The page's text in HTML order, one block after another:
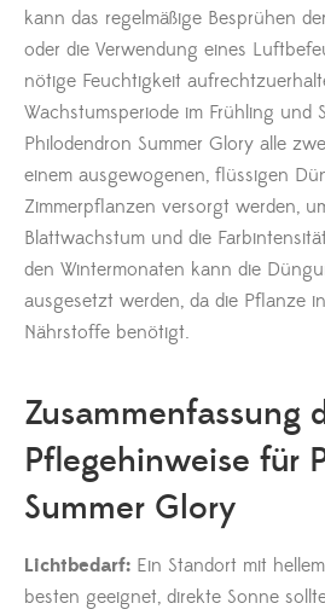
kann das regelmäßige Besprühen
oder die Verwendung eines
nötige Feuchtigkeit
Wachstumsperiode im Frühling und
Philodendron Summer Glory alle
einem ausgewogenen, flüssigen
Zimmerpflanzen versorgt werden,
Blattwachstum und die
den Wintermonaten kann die
ausgesetzt werden, da die Pflanze
Nährstoffe benötigt.
Zusammenfassung
Pflegehinweise für
Summer Glory
Lichtbedarf: Ein Standort mit
besten geeignet, direkte Sonne